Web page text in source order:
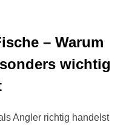
– Warum
wichtig
Angler richtig handelst